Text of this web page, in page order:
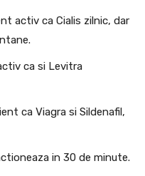
activ ca Cialis zilnic, dar
ca si Levitra
ca Viagra si Sildenafil,
in 30 de minute.